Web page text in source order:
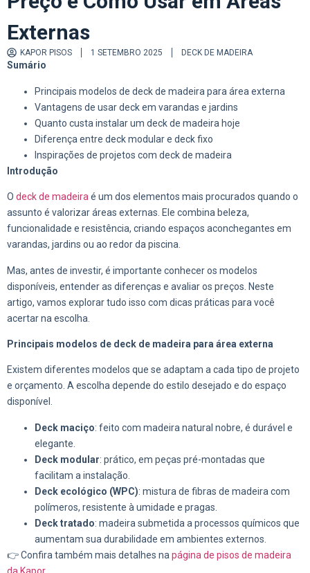
Externas
KAPOR PISOS 1 SETEMBRO 2025 DECK DE MADEIRA
Sumário
Principais modelos de deck de madeira para área externa
Vantagens de usar deck em varandas e jardins
Quanto custa instalar um deck de madeira hoje
Diferença entre deck modular e deck fixo
Inspirações de projetos com deck de madeira
Introdução
O deck de madeiraé um dos elementos mais procurados quando o
assunto é valorizar áreas externas. Ele combina beleza,
funcionalidade e resistência, criando espaços aconchegantes em
varandas, jardins ou ao redor da piscina.
Mas, antes de investir, é importante conhecer os modelos
disponíveis, entender as diferenças e avaliar os preços. Neste
artigo, vamos explorar tudo isso com dicas práticas para você
acertar na escolha.
Principais modelos de deck de madeira para área externa
Existem diferentes modelos que se adaptam a cada tipo de projeto
e orçamento. A escolha depende do estilo desejado e do espaço
disponível.
Deck maciço: feito com madeira natural nobre, é durável e
elegante.
Deck modular: prático, em peças pré-montadas que
facilitam a instalação.
Deck ecológico (WPC): mistura de fibras de madeira com
polímeros, resistente à umidade e pragas.
Deck tratado: madeira submetida a processos químicos que
aumentam sua durabilidade em ambientes externos.
👉 Confira também mais detalhes na página de pisos de madeira